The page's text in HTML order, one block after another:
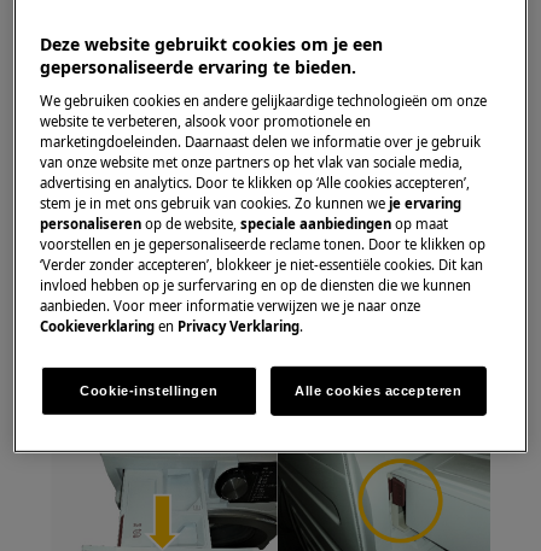
in elkaar zetten?
OPMERKING:
Onderstaande foto's zijn slechts ter illustratie,
ze kunnen afwijken van jouw model van
wasmachine / wasdroogcombinatie.
De wasmiddellade verwijderen.
Open de wasmiddellade. De vergrendeling
(aangegeven met de naam "PUSH") zal aan de
linkerkant zichtbaar komen.
Deze website gebruikt cookies om je een
gepersonaliseerde ervaring te bieden.
We gebruiken cookies en andere gelijkaardige technologieën om onze
website te verbeteren, alsook voor promotionele en
marketingdoeleinden. Daarnaast delen we informatie over je gebruik
van onze website met onze partners op het vlak van sociale media,
advertising en analytics. Door te klikken op ‘Alle cookies accepteren’,
stem je in met ons gebruik van cookies. Zo kunnen weje ervaring
personaliseren op de website,speciale aanbiedingen op maat
voorstellen en je gepersonaliseerde reclame tonen. Door te klikken op
‘Verder zonder accepteren’, blokkeer je niet-essentiële cookies. Dit kan
invloed hebben op je surfervaring en op de diensten die we kunnen
aanbieden. Voor meer informatie verwijzen we je naar onze
Cookieverklaring en Privacy Verklaring.
Cookie-instellingen Alle cookies accepteren